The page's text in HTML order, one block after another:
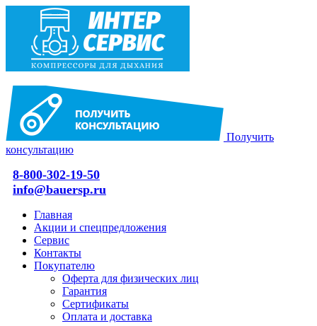
Получить
консультацию
8-800-302-19-50
info@bauersp.ru
Главная
Акции и спецпредложения
Сервис
Контакты
Покупателю
Оферта для физических лиц
Гарантия
Сертификаты
Оплата и доставка